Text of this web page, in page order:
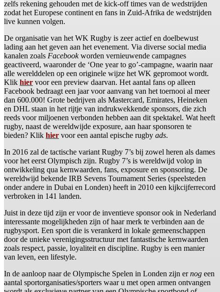
zelfs rekening gehouden met de kick-off times van de wedstrijden
zodat het Europese continent en fans in Zuid-Afrika de wedstrijden
live kunnen volgen.
De organisatie van het WK Rugby is zeer actief en doelbewust
lading aan het geven aan het evenement. Via diverse social media
kanalen zoals Facebookworden vernieuwende campagnes
geactiveerd, waaronder de ‘One year to go’-campagne, waarin naar
alle werelddelen op een originele wijze het WK gepromoot wordt.
Klik hier voor een preview daarvan. Het aantal fans op alleen
Facebook bedraagt een jaar voor aanvang van het toernooi al meer
dan 600.000! Grote bedrijven als Mastercard, Emirates, Heineken
en DHL staan in het rijtje van indrukwekkende sponsors, die zich
reeds voor miljoenen verbonden hebben aan dit spektakel. Wat heeft
rugby, naast de wereldwijde exposure, aan haar sponsoren te
bieden? Klik hier voor een aantal epische rugby ads.
In 2016 zal de tactische variant Rugby 7’s bij zowel heren als dames
voor het eerst Olympisch zijn. Rugby 7’s is wereldwijd volop in
ontwikkeling qua kernwaarden, fans, exposure en sponsoring. De
wereldwijd bekende IRB Sevens Tournament Series (speelsteden
onder andere in Dubai en Londen) heeft in 2010 een kijkcijferrecord
verbroken in 141 landen.
Juist in deze tijd zijn er voor de inventieve sponsor ook in Nederland
interessante mogelijkheden zijn of haar merk te verbinden aan de
rugbysport. Een sport die is verankerd in lokale gemeenschappen
door de unieke verenigingsstructuur met fantastische kernwaarden
zoals respect, passie, loyaliteit en discipline. Rugby is een manier
van leven, een lifestyle.
In de aanloop naar de Olympische Spelen in Londen zijn ernog een
aantal sportorganisaties/sporters waar u met open armen ontvangen